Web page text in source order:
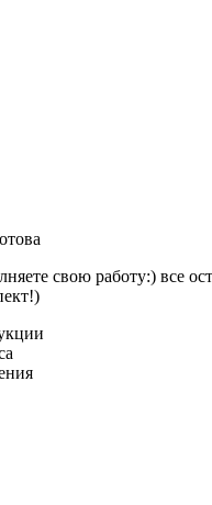
свою работу:) все